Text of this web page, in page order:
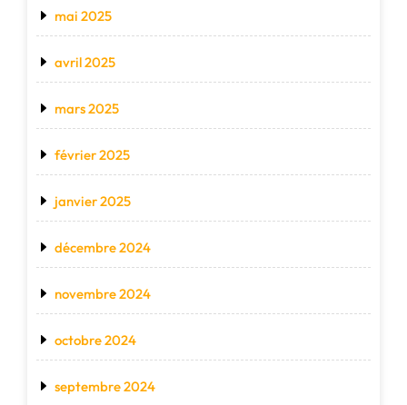
mai 2025
avril 2025
mars 2025
février 2025
janvier 2025
décembre 2024
novembre 2024
octobre 2024
septembre 2024